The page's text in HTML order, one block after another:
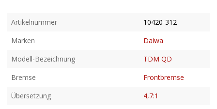
Artikelnummer
10420-312
Marken
Daiwa
Modell-Bezeichnung
TDM QD
Bremse
Frontbremse
Übersetzung
4,7:1